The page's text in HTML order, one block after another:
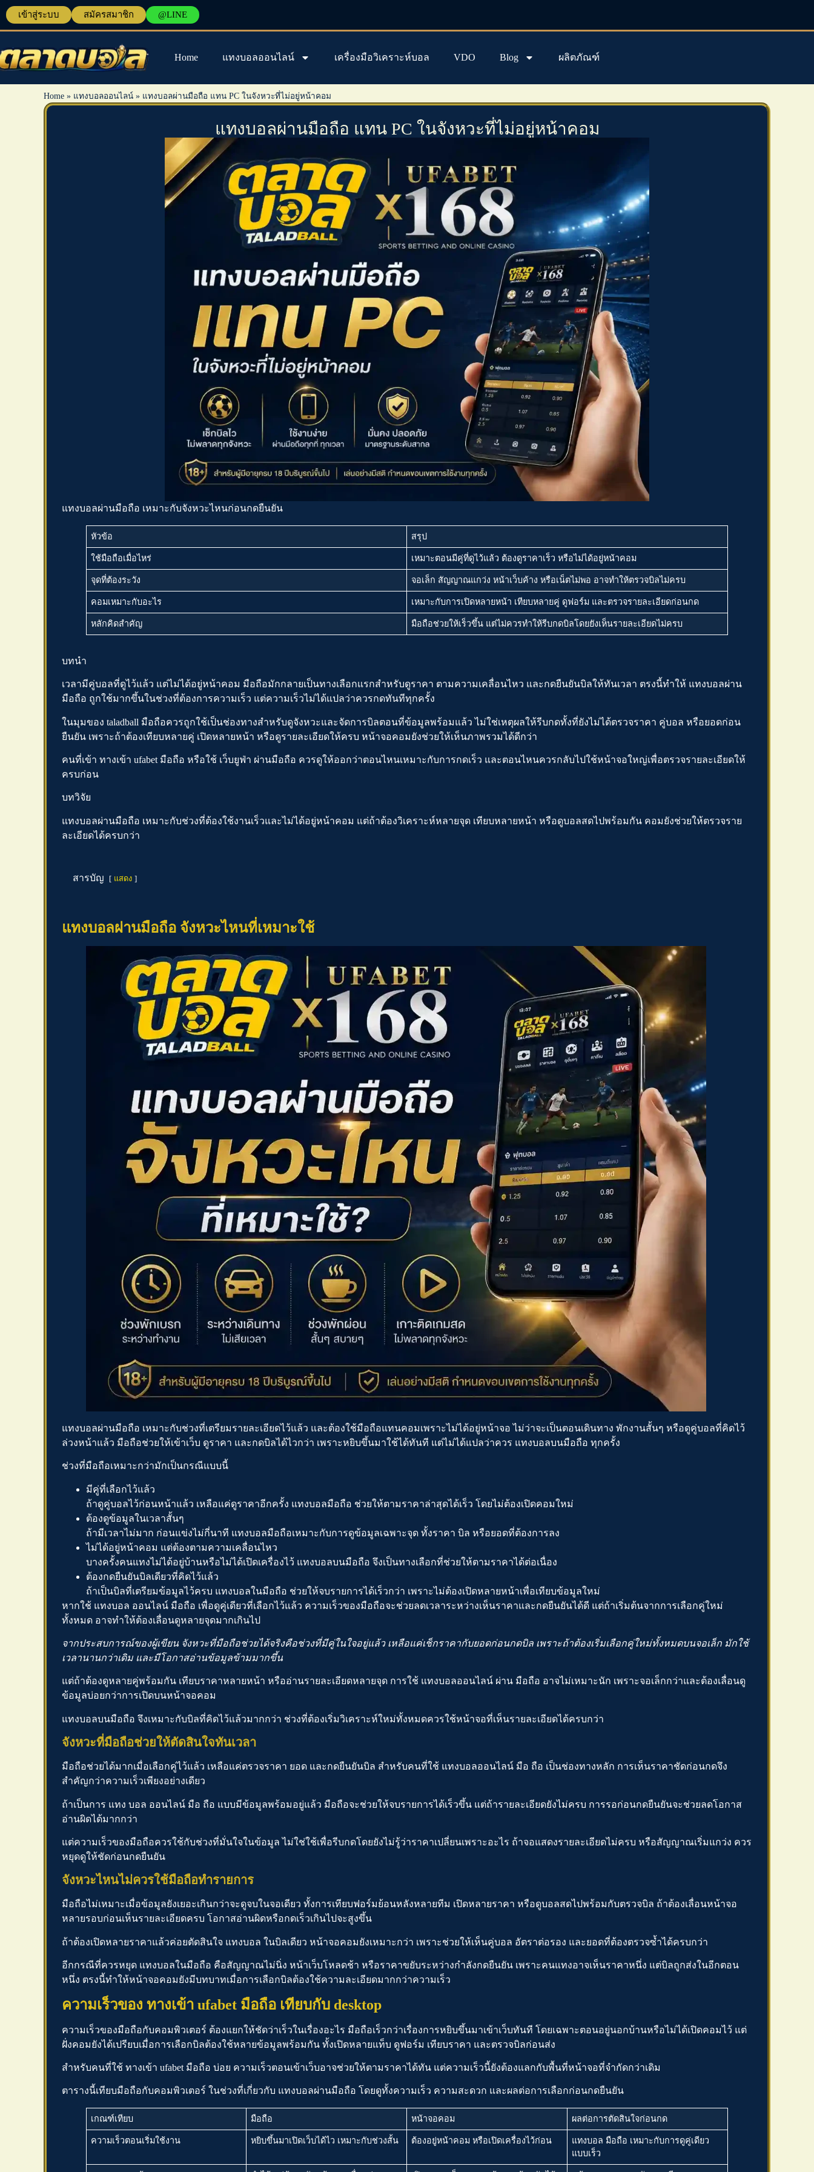
เข้าสู่ระบบ สมัครสมาชิก @LINE
Home แทงบอลออนไลน์ เครื่องมือวิเคราะห์บอล VDO Blog ผลิตภัณฑ์
Home » แทงบอลออนไลน์ » แทงบอลผ่านมือถือ แทน PC ในจังหวะที่ไม่อยู่หน้าคอม
แทงบอลผ่านมือถือ แทน PC ในจังหวะที่ไม่อยู่หน้าคอม
แทงบอลผ่านมือถือ เหมาะกับจังหวะไหนก่อนกดยืนยัน
หัวข้อ สรุป
ใช้มือถือเมื่อไหร่ เหมาะตอนมีคู่ที่ดูไว้แล้ว ต้องดูราคาเร็ว หรือไม่ได้อยู่หน้าคอม
จุดที่ต้องระวัง จอเล็ก สัญญาณแกว่ง หน้าเว็บค้าง หรือเน็ตไม่พอ อาจทำให้ตรวจบิลไม่ครบ
คอมเหมาะกับอะไร เหมาะกับการเปิดหลายหน้า เทียบหลายคู่ ดูฟอร์ม และตรวจรายละเอียดก่อนกด
หลักคิดสำคัญ มือถือช่วยให้เร็วขึ้น แต่ไม่ควรทำให้รีบกดบิลโดยยังเห็นรายละเอียดไม่ครบ
บทนำ
เวลามีคู่บอลที่ดูไว้แล้ว แต่ไม่ได้อยู่หน้าคอม มือถือมักกลายเป็นทางเลือกแรกสำหรับดูราคา ตามความเคลื่อนไหว และกดยืนยันบิลให้ทันเวลา ตรงนี้ทำให้ แทงบอลผ่าน
มือถือ ถูกใช้มากขึ้นในช่วงที่ต้องการความเร็ว แต่ความเร็วไม่ได้แปลว่าควรกดทันทีทุกครั้ง
ในมุมของ taladball มือถือควรถูกใช้เป็นช่องทางสำหรับดูจังหวะและจัดการบิลตอนที่ข้อมูลพร้อมแล้ว ไม่ใช่เหตุผลให้รีบกดทั้งที่ยังไม่ได้ตรวจราคา คู่บอล หรือยอดก่อน
ยืนยัน เพราะถ้าต้องเทียบหลายคู่ เปิดหลายหน้า หรือดูรายละเอียดให้ครบ หน้าจอคอมยังช่วยให้เห็นภาพรวมได้ดีกว่า
คนที่เข้า ทางเข้า ufabet มือถือ หรือใช้ เว็บยูฟ่า ผ่านมือถือ ควรดูให้ออกว่าตอนไหนเหมาะกับการกดเร็ว และตอนไหนควรกลับไปใช้หน้าจอใหญ่เพื่อตรวจรายละเอียดให้
ครบก่อน
บทวิจัย
แทงบอลผ่านมือถือ เหมาะกับช่วงที่ต้องใช้งานเร็วและไม่ได้อยู่หน้าคอม แต่ถ้าต้องวิเคราะห์หลายจุด เทียบหลายหน้า หรือดูบอลสดไปพร้อมกัน คอมยังช่วยให้ตรวจราย
ละเอียดได้ครบกว่า
สารบัญ แสดง
แทงบอลผ่านมือถือ จังหวะไหนที่เหมาะใช้
แทงบอลผ่านมือถือ เหมาะกับช่วงที่เตรียมรายละเอียดไว้แล้ว และต้องใช้มือถือแทนคอมเพราะไม่ได้อยู่หน้าจอ ไม่ว่าจะเป็นตอนเดินทาง พักงานสั้นๆ หรือดูคู่บอลที่คิดไว้
ล่วงหน้าแล้ว มือถือช่วยให้เข้าเว็บ ดูราคา และกดบิลได้ไวกว่า เพราะหยิบขึ้นมาใช้ได้ทันที แต่ไม่ได้แปลว่าควร แทงบอลบนมือถือ ทุกครั้ง
ช่วงที่มือถือเหมาะกว่ามักเป็นกรณีแบบนี้
มีคู่ที่เลือกไว้แล้ว
ถ้าดูคู่บอลไว้ก่อนหน้าแล้ว เหลือแค่ดูราคาอีกครั้ง แทงบอลมือถือ ช่วยให้ตามราคาล่าสุดได้เร็ว โดยไม่ต้องเปิดคอมใหม่
ต้องดูข้อมูลในเวลาสั้นๆ
ถ้ามีเวลาไม่มาก ก่อนแข่งไม่กี่นาที แทงบอลมือถือเหมาะกับการดูข้อมูลเฉพาะจุด ทั้งราคา บิล หรือยอดที่ต้องการลง
ไม่ได้อยู่หน้าคอม แต่ต้องตามความเคลื่อนไหว
บางครั้งคนแทงไม่ได้อยู่บ้านหรือไม่ได้เปิดเครื่องไว้ แทงบอลบนมือถือ จึงเป็นทางเลือกที่ช่วยให้ตามราคาได้ต่อเนื่อง
ต้องกดยืนยันบิลเดียวที่คิดไว้แล้ว
ถ้าเป็นบิลที่เตรียมข้อมูลไว้ครบ แทงบอลในมือถือ ช่วยให้จบรายการได้เร็วกว่า เพราะไม่ต้องเปิดหลายหน้าเพื่อเทียบข้อมูลใหม่
หากใช้ แทงบอล ออนไลน์ มือถือ เพื่อดูคู่เดียวที่เลือกไว้แล้ว ความเร็วของมือถือจะช่วยลดเวลาระหว่างเห็นราคาและกดยืนยันได้ดี แต่ถ้าเริ่มต้นจากการเลือกคู่ใหม่
ทั้งหมด อาจทำให้ต้องเลื่อนดูหลายจุดมากเกินไป
จากประสบการณ์ของผู้เขียน จังหวะที่มือถือช่วยได้จริงคือช่วงที่มีคู่ในใจอยู่แล้ว เหลือแค่เช็กราคากับยอดก่อนกดบิล เพราะถ้าต้องเริ่มเลือกคู่ใหม่ทั้งหมดบนจอเล็ก มักใช้
เวลานานกว่าเดิม และมีโอกาสอ่านข้อมูลข้ามมากขึ้น
แต่ถ้าต้องดูหลายคู่พร้อมกัน เทียบราคาหลายหน้า หรืออ่านรายละเอียดหลายจุด การใช้ แทงบอลออนไลน์ ผ่าน มือถือ อาจไม่เหมาะนัก เพราะจอเล็กกว่าและต้องเลื่อนดู
ข้อมูลบ่อยกว่าการเปิดบนหน้าจอคอม
แทงบอลบนมือถือ จึงเหมาะกับบิลที่คิดไว้แล้วมากกว่า ช่วงที่ต้องเริ่มวิเคราะห์ใหม่ทั้งหมดควรใช้หน้าจอที่เห็นรายละเอียดได้ครบกว่า
จังหวะที่มือถือช่วยให้ตัดสินใจทันเวลา
มือถือช่วยได้มากเมื่อเลือกคู่ไว้แล้ว เหลือแค่ตรวจราคา ยอด และกดยืนยันบิล สำหรับคนที่ใช้ แทงบอลออนไลน์ มือ ถือ เป็นช่องทางหลัก การเห็นราคาชัดก่อนกดจึง
สำคัญกว่าความเร็วเพียงอย่างเดียว
ถ้าเป็นการ แทง บอล ออนไลน์ มือ ถือ แบบมีข้อมูลพร้อมอยู่แล้ว มือถือจะช่วยให้จบรายการได้เร็วขึ้น แต่ถ้ารายละเอียดยังไม่ครบ การรอก่อนกดยืนยันจะช่วยลดโอกาส
อ่านผิดได้มากกว่า
แต่ความเร็วของมือถือควรใช้กับช่วงที่มั่นใจในข้อมูล ไม่ใช่ใช้เพื่อรีบกดโดยยังไม่รู้ว่าราคาเปลี่ยนเพราะอะไร ถ้าจอแสดงรายละเอียดไม่ครบ หรือสัญญาณเริ่มแกว่ง ควร
หยุดดูให้ชัดก่อนกดยืนยัน
จังหวะไหนไม่ควรใช้มือถือทำรายการ
มือถือไม่เหมาะเมื่อข้อมูลยังเยอะเกินกว่าจะดูจบในจอเดียว ทั้งการเทียบฟอร์มย้อนหลังหลายทีม เปิดหลายราคา หรือดูบอลสดไปพร้อมกับตรวจบิล ถ้าต้องเลื่อนหน้าจอ
หลายรอบก่อนเห็นรายละเอียดครบ โอกาสอ่านผิดหรือกดเร็วเกินไปจะสูงขึ้น
ถ้าต้องเปิดหลายราคาแล้วค่อยตัดสินใจ แทงบอล ในบิลเดียว หน้าจอคอมยังเหมาะกว่า เพราะช่วยให้เห็นคู่บอล อัตราต่อรอง และยอดที่ต้องตรวจซ้ำได้ครบกว่า
อีกกรณีที่ควรหยุด แทงบอลในมือถือ คือสัญญาณไม่นิ่ง หน้าเว็บโหลดช้า หรือราคาขยับระหว่างกำลังกดยืนยัน เพราะคนแทงอาจเห็นราคาหนึ่ง แต่บิลถูกส่งในอีกตอน
หนึ่ง ตรงนี้ทำให้หน้าจอคอมยังมีบทบาทเมื่อการเลือกบิลต้องใช้ความละเอียดมากกว่าความเร็ว
ความเร็วของ ทางเข้า ufabet มือถือ เทียบกับ desktop
ความเร็วของมือถือกับคอมพิวเตอร์ ต้องแยกให้ชัดว่าเร็วในเรื่องอะไร มือถือเร็วกว่าเรื่องการหยิบขึ้นมาเข้าเว็บทันที โดยเฉพาะตอนอยู่นอกบ้านหรือไม่ได้เปิดคอมไว้ แต่
ฝั่งคอมยังได้เปรียบเมื่อการเลือกบิลต้องใช้หลายข้อมูลพร้อมกัน ทั้งเปิดหลายแท็บ ดูฟอร์ม เทียบราคา และตรวจบิลก่อนส่ง
สำหรับคนที่ใช้ ทางเข้า ufabet มือถือ บ่อย ความเร็วตอนเข้าเว็บอาจช่วยให้ตามราคาได้ทัน แต่ความเร็วนี้ยังต้องแลกกับพื้นที่หน้าจอที่จำกัดกว่าเดิม
ตารางนี้เทียบมือถือกับคอมพิวเตอร์ ในช่วงที่เกี่ยวกับ แทงบอลผ่านมือถือ โดยดูทั้งความเร็ว ความสะดวก และผลต่อการเลือกก่อนกดยืนยัน
เกณฑ์เทียบ มือถือ หน้าจอคอม ผลต่อการตัดสินใจก่อนกด
ความเร็วตอนเริ่มใช้งาน หยิบขึ้นมาเปิดเว็บได้ไว เหมาะกับช่วงสั้น ต้องอยู่หน้าคอม หรือเปิดเครื่องไว้ก่อน แทงบอล มือถือ เหมาะกับการดูคู่เดียว
แบบเร็ว